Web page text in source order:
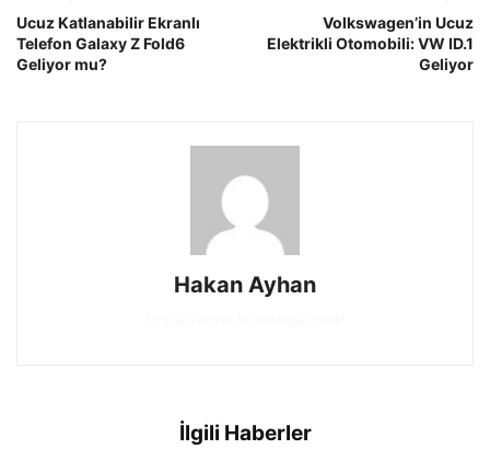
Ucuz Katlanabilir Ekranlı
Telefon Galaxy Z Fold6
Geliyor mu?
Volkswagen’in Ucuz
Elektrikli Otomobili: VW ID.1
Geliyor
Hakan Ayhan
İlgili Haberler